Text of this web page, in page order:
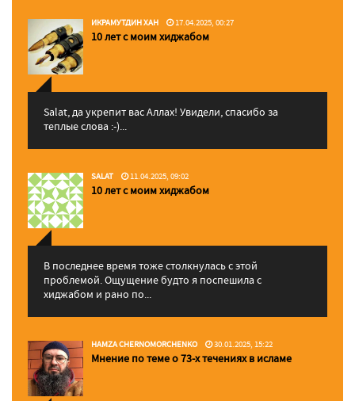
ИКРАМУТДИН ХАН 17.04.2025, 00:27
10 лет с моим хиджабом
Salat, да укрепит вас Аллаx! Увидели, спасибо за
теплые слова :-)...
SALAT 11.04.2025, 09:02
10 лет с моим хиджабом
В последнее время тоже столкнулась с этой
проблемой. Ощущение будто я поспешила с
хиджабом и рано по...
HAMZA CHERNOMORCHENKO 30.01.2025, 15:22
Мнение по теме о 73-х течениях в исламе